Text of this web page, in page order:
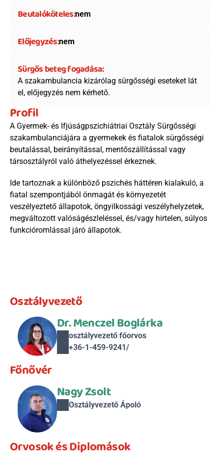
Beutalóköteles:nem
Előjegyzés:nem
Sürgős beteg fogadása:
A szakambulancia kizárólag sürgősségi eseteket lát
el, előjegyzés nem kérhető.
Profil
A Gyermek- és Ifjúságpszichiátriai Osztály Sürgősségi
szakambulanciájára a gyermekek és fiatalok sürgősségi
beutalással, beirányítással, mentőszállítással vagy
társosztályról való áthelyezéssel érkeznek.
Ide tartoznak a különböző pszichés háttéren kialakuló, a
fiatal szempontjából önmagát és környezetét
veszélyeztető állapotok, öngyilkossági veszélyhelyzetek,
megváltozott valóságészleléssel, és/vagy hirtelen, súlyos
funkcióromlással járó állapotok.
Osztályvezető
Dr. Menczel Boglárka
osztályvezető főorvos
+36-1-459-9241/
Főnővér
Nagy Zsolt
Osztályvezető Ápoló
Orvosok és Diplomások